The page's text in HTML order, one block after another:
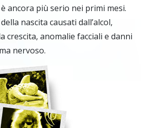
ancora più serio nei primi mesi.
nascita causati dall’alcol,
crescita, anomalie facciali e danni
nervoso.